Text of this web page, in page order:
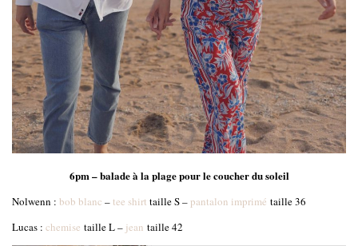
6pm – balade à la plage pour le coucher du soleil
Nolwenn : bob blanc – tee shirt taille S – pantalon imprimé taille 36
Lucas : chemise taille L – jean taille 42